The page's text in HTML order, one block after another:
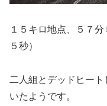
１５キロ地点、５７
５秒）
二人組とデッドヒー
いたようです。